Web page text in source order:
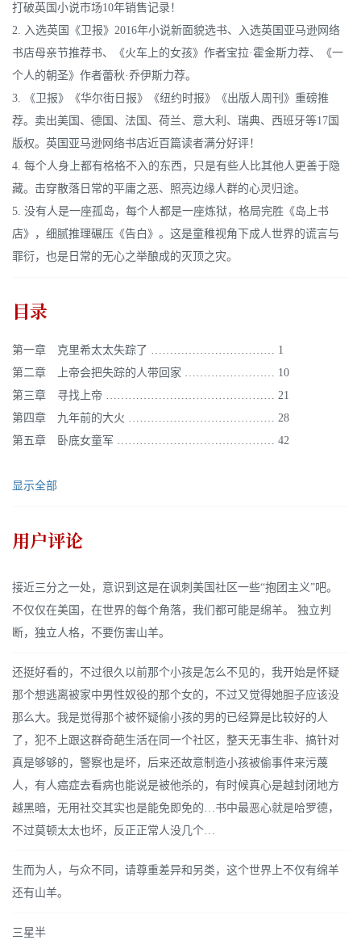
打破英国小说市场10年销售记录！
2. 入选英国《卫报》2016年小说新面貌选书、入选英国亚马逊网络
书店母亲节推荐书、《火车上的女孩》作者宝拉·霍金斯力荐、《一
个人的朝圣》作者蕾秋·乔伊斯力荐。
3. 《卫报》《华尔街日报》《纽约时报》《出版人周刊》重磅推
荐。卖出美国、德国、法国、荷兰、意大利、瑞典、西班牙等17国
版权。英国亚马逊网络书店近百篇读者满分好评！
4. 每个人身上都有格格不入的东西，只是有些人比其他人更善于隐
藏。击穿散落日常的平庸之恶、照亮边缘人群的心灵归途。
5. 没有人是一座孤岛，每个人都是一座炼狱，格局完胜《岛上书
店》，细腻推理碾压《告白》。这是童稚视角下成人世界的谎言与
罪衍，也是日常的无心之举酿成的灭顶之灾。
目录
第一章 克里希太太失踪了 …………………………… 1
第二章 上帝会把失踪的人带回家 …………………… 10
第三章 寻找上帝 ……………………………………… 21
第四章 九年前的大火 ………………………………… 28
第五章 卧底女童军 …………………………………… 42
显示全部
用户评论
接近三分之一处，意识到这是在讽刺美国社区一些“抱团主义”吧。
不仅仅在美国，在世界的每个角落，我们都可能是绵羊。 独立判
断，独立人格，不要伤害山羊。
还挺好看的，不过很久以前那个小孩是怎么不见的，我开始是怀疑
那个想逃离被家中男性奴役的那个女的，不过又觉得她胆子应该没
那么大。我是觉得那个被怀疑偷小孩的男的已经算是比较好的人
了，犯不上跟这群奇葩生活在同一个社区，整天无事生非、搞针对
真是够够的，警察也是坏，后来还故意制造小孩被偷事件来污蔑
人，有人癌症去看病也能说是被他杀的，有时候真心是越封闭地方
越黑暗，无用社交其实也是能免即免的…书中最恶心就是哈罗德，
不过莫顿太太也坏，反正正常人没几个…
生而为人，与众不同，请尊重差异和另类，这个世界上不仅有绵羊
还有山羊。
三星半